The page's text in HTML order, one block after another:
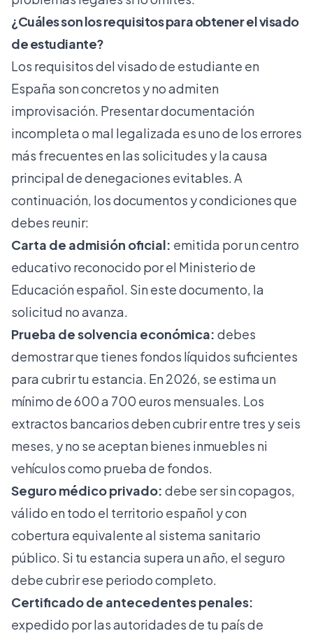
¿Cuáles son los requisitos para obtener el visado
de estudiante?
Los requisitos del visado de estudiante en
España son concretos y no admiten
improvisación. Presentar documentación
incompleta o mal legalizada es uno de los errores
más frecuentes en las solicitudes y la causa
principal de denegaciones evitables. A
continuación, los documentos y condiciones que
debes reunir:
Carta de admisión oficial: emitida por un centro
educativo reconocido por el Ministerio de
Educación español. Sin este documento, la
solicitud no avanza.
Prueba de solvencia económica: debes
demostrar que tienes fondos líquidos suficientes
para cubrir tu estancia. En 2026, se estima un
mínimo de 600 a 700 euros mensuales. Los
extractos bancarios deben cubrir entre tres y seis
meses, y no se aceptan bienes inmuebles ni
vehículos como prueba de fondos.
Seguro médico privado: debe ser sin copagos,
válido en todo el territorio español y con
cobertura equivalente al sistema sanitario
público. Si tu estancia supera un año, el seguro
debe cubrir ese periodo completo.
Certificado de antecedentes penales:
expedido por las autoridades de tu país de